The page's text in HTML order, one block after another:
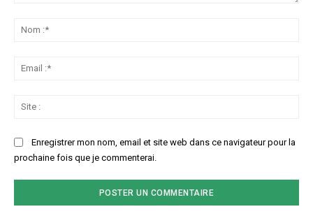
Enregistrer mon nom, email et site web dans ce navigateur pour la
prochaine fois que je commenterai.